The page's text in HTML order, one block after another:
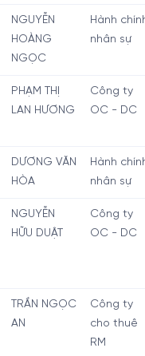
NGUYỄN
HOÀNG
NGỌC
Hành
nhân sự
PHẠM THỊ
LAN HƯƠNG
Công ty
OC - DC
DƯƠNG VĂN
HÒA
Hành
nhân sự
NGUYỄN
HỮU DUẬT
Công ty
OC - DC
TRẦN NGỌC
AN
Công ty
cho thuê
RM